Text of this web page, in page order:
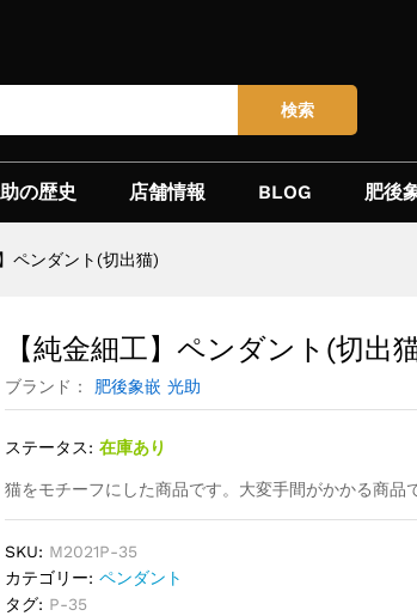
検索
の歴史 店舗情報 BLOG 肥後
ペンダント(切出猫)
【純金細工】ペンダント(切出
ブランド： 肥後象嵌 光助
ステータス: 在庫あり
猫をモチーフにした商品です。大変手間がかかる商品
SKU: M2021P-35
カテゴリー: ペンダント
タグ: P-35